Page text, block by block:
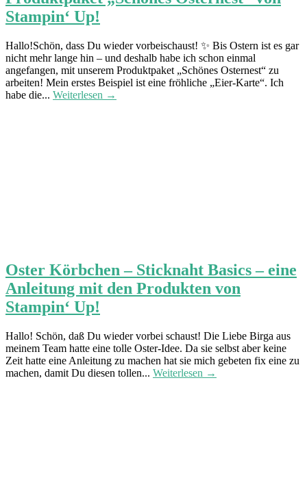
Stampin‘ Up!
Hallo!Schön, dass Du wieder vorbeischaust! ✨ Bis Ostern ist es gar
nicht mehr lange hin – und deshalb habe ich schon einmal
angefangen, mit unserem Produktpaket „Schönes Osternest“ zu
arbeiten! Mein erstes Beispiel ist eine fröhliche „Eier-Karte“. Ich
habe die... Weiterlesen →
Oster Körbchen – Sticknaht Basics – eine
Anleitung mit den Produkten von
Stampin‘ Up!
Hallo! Schön, daß Du wieder vorbei schaust! Die Liebe Birga aus
meinem Team hatte eine tolle Oster-Idee. Da sie selbst aber keine
Zeit hatte eine Anleitung zu machen hat sie mich gebeten fix eine zu
machen, damit Du diesen tollen... Weiterlesen →